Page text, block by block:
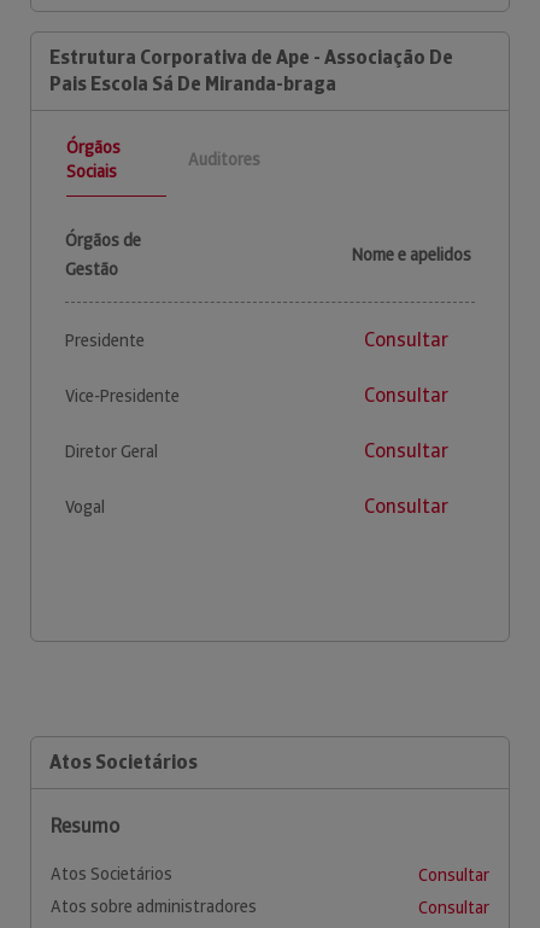
Estrutura Corporativa de Ape - Associação De
Pais Escola Sá De Miranda-braga
Órgãos
Sociais
Auditores
Órgãos de
Gestão
Nome e apelidos
Presidente Consultar
Vice-Presidente Consultar
Diretor Geral Consultar
Vogal Consultar
Atos Societários
Resumo
Atos Societários
Consultar
Atos sobre administradores
Consultar